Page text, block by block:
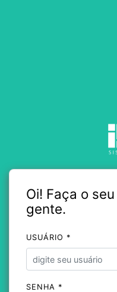
Oi! Faça o
gente.
USUÁRIO *
SENHA *